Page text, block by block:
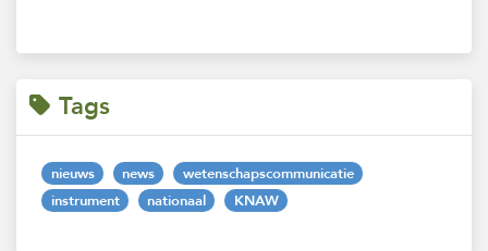
Tags
nieuws news
wetenschapscommunicatie
instrument
nationaal KNAW